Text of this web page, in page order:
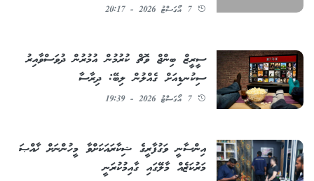
7 އޯގަސްޓު 2026 - 20:17
ސީރީޒް ބިންޖް ވޮޗް ކުރުމުން އުމުރުން ދުވަސްވާއިރު
ސިކުނޑިއަށް ގެއްލުން ލިބޭ: ދިރާސާ
7 އޯގަސްޓު 2026 - 19:39
އިންސާނީ ވަގުފާރީގެ ޝިކާރައަކަށްވާ މީހުންނަށް ޚާއްޞަ
މަރުކަޒެއް މާލޭގައި ގާއިމުކުރަނީ